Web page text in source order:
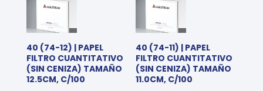
40 (74-12) | PAPEL
FILTRO CUANTITATIVO
(SIN CENIZA) TAMAÑO
12.5CM, C/100
40 (74-11) | PAPEL
FILTRO CUANTITATIVO
(SIN CENIZA) TAMAÑO
11.0CM, C/100